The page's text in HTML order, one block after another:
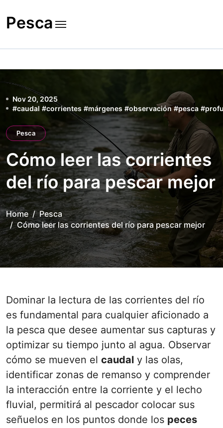
to
content
Pesca
Nov 20, 2025
#caudal #corrientes #márgenes #observación #pesca #
Pesca
Cómo leer las corrientes
del río para pescar mejor
Home
Pesca
Cómo leer las corrientes del río para pescar mejor
Dominar la lectura de las corrientes del río
es fundamental para cualquier aficionado a
la pesca que desee aumentar sus capturas y
optimizar su tiempo junto al agua. Observar
cómo se mueven el caudal y las olas,
identificar zonas de remanso y comprender
la interacción entre la corriente y el lecho
fluvial, permitirá al pescador colocar sus
señuelos en los puntos donde los peces